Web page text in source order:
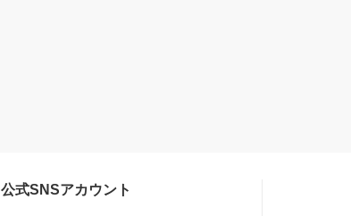
公式SNSアカウント